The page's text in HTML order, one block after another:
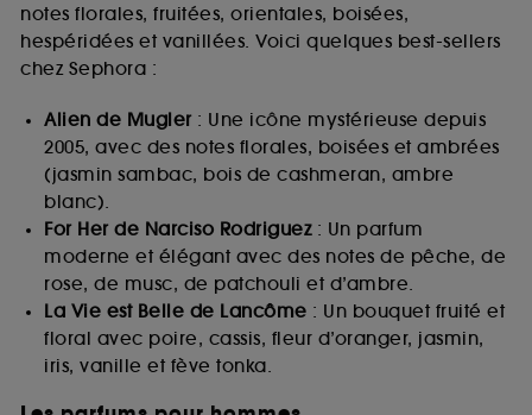
notes florales, fruitées, orientales, boisées,
hespéridées et vanillées. Voici quelques best-sellers
chez Sephora :
Alien de Mugler: Une icône mystérieuse depuis
2005, avec des notes florales, boisées et ambrées
(jasmin sambac, bois de cashmeran, ambre
blanc).
For Her de Narciso Rodriguez: Un parfum
moderne et élégant avec des notes de pêche, de
rose, de musc, de patchouli et d’ambre.
La Vie est Belle de Lancôme : Un bouquet fruité et
floral avec poire, cassis, fleur d’oranger, jasmin,
iris, vanille et fève tonka.